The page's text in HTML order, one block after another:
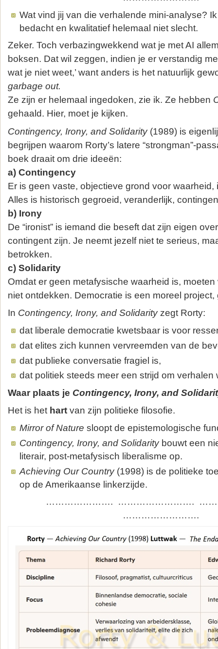
Wat vind jij van die verhalende mini-analyse?
bedacht en kwalitatief helemaal niet slecht.
Zeker. Toch verbazingwekkend wat je met AI
boksen. Dat wil zeggen, indien je er verstandig
wat je niet weet,’ want anders is het natuurlijk
garbage out.
Ze zijn er helemaal ingedoken, zie ik. Ze hebben
gehaald. Hier, moet je kijken.
Contingency, Irony, and Solidarity(1989) is
begrijpen waarom Rorty’s latere “strongman”-
boek draait om drie ideeën:
a) Contingency
Er is geen vaste, objectieve grond voor waarheid,
Alles is historisch gegroeid, veranderlijk,
b) Irony
De “ironist” is iemand die beseft dat zijn eigen
contingent zijn. Je neemt jezelf niet te serieus,
betrokken.
c) Solidarity
Omdat er geen metafysische waarheid is,
niet ontdekken. Democratie is een moreel
In Contingency, Irony, and Solidarityzegt Rorty:
dat liberale democratie kwetsbaar is voor
dat elites zich kunnen vervreemden van de
dat publieke conversatie fragiel is,
dat politiek steeds meer een strijd om verhalen
Waar plaats je Contingency, Irony, and
Het is het hart van zijn politieke filosofie.
Mirror of Nature sloopt de epistemologische
Contingency, Irony, and Solidaritybouwt een
literair, post‑metafysisch liberalisme op.
Achieving Our Country(1998) is de politieke
op de Amerikaanse linkerzijde.
…………………. …………………….
…………………….